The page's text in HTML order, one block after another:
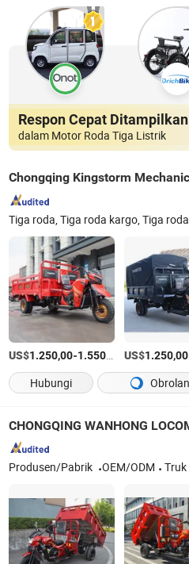
Respon Cepat Ditampilkan
dalam Motor Roda Tiga Listrik
US$1.250,00-1.550,00 /Bagian
US$1.250,00
Hubungi
Obrolan
Produsen/Pabrik OEM/ODM Truk